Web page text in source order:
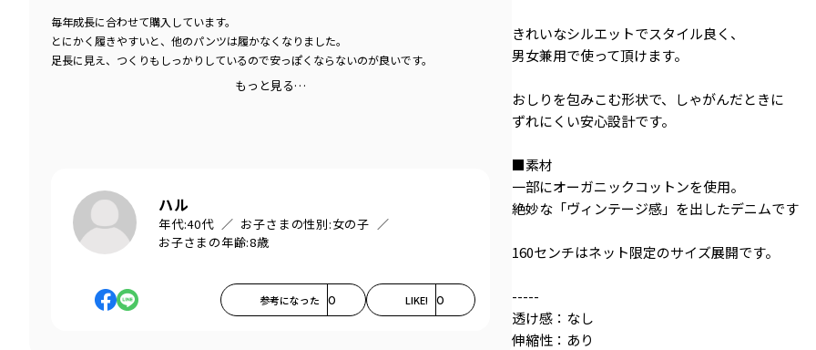
毎年成長に合わせて購入しています。
とにかく履きやすいと、他のパンツは履かなくなりました。
足長に見え、つくりもしっかりしているので安っぽくならないのが良いです。
もっと見る…
ハル
年代:40代 お子さまの性別:女の子
お子さまの年齢:8歳
参考になった 0 LIKE! 0
きれいなシルエットでスタイル良く、
男女兼用で使って頂けます。
おしりを包みこむ形状で、しゃがんだときに
ずれにくい安心設計です。
■素材
一部にオーガニックコットンを使用。
絶妙な「ヴィンテージ感」を出したデニムです
160センチはネット限定のサイズ展開です。
-----
透け感：なし
伸縮性：あり